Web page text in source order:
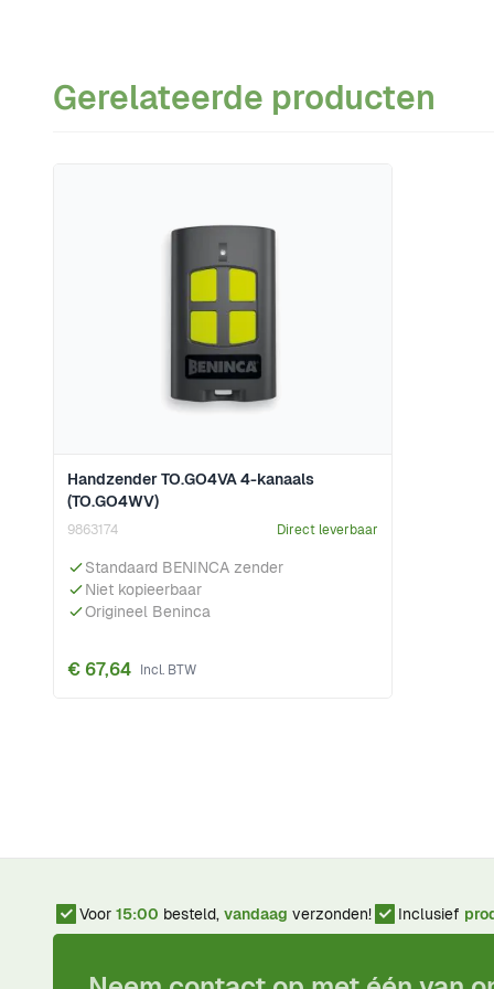
Gerelateerde producten
Handzender TO.GO4VA 4-kanaals
(TO.GO4WV)
9863174 Direct leverbaar
Standaard BENINCA zender
Niet kopieerbaar
Origineel Beninca
€ 67,64
Voor 15:00 besteld, vandaag verzonden! Inclusief